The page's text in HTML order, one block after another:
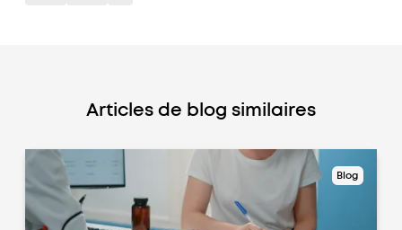
Articles de blog similaires
Blog